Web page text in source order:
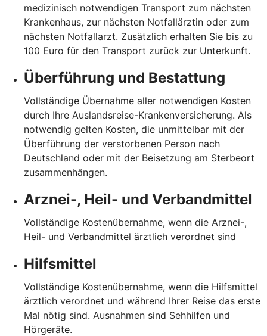
medizinisch notwendigen Transport zum nächsten
Krankenhaus, zur nächsten Notfallärztin oder zum
nächsten Notfallarzt. Zusätzlich erhalten Sie bis zu
100 Euro für den Transport zurück zur Unterkunft.
Überführung und Bestattung
Vollständige Übernahme aller notwendigen Kosten
durch Ihre Auslandsreise-Krankenversicherung. Als
notwendig gelten Kosten, die unmittelbar mit der
Überführung der verstorbenen Person nach
Deutschland oder mit der Beisetzung am Sterbeort
zusammenhängen.
Arznei-, Heil- und Verbandmittel
Vollständige Kostenübernahme, wenn die Arznei-,
Heil- und Verbandmittel ärztlich verordnet sind
Hilfsmittel
Vollständige Kostenübernahme, wenn die Hilfsmittel
ärztlich verordnet und während Ihrer Reise das erste
Mal nötig sind. Ausnahmen sind Sehhilfen und
Hörgeräte.